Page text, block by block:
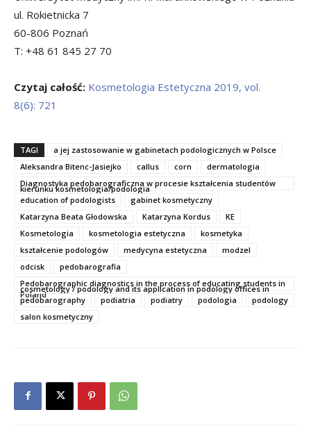
ul. Rokietnicka 7
60-806 Poznań
T: +48 61 845 27 70
Czytaj całość: Kosmetologia Estetyczna 2019, vol.
8(6): 721
TAGI
a jej zastosowanie w gabinetach podologicznych w Polsce
Aleksandra Bitenc-Jasiejko
callus corn
dermatologia
Diagnostyka pedobarograficzna w procesie kształcenia studentów
kierunku kosmetologia/podologia
education of podologists
gabinet kosmetyczny
Katarzyna Beata Głodowska
Katarzyna Kordus
KE
Kosmetologia
kosmetologia estetyczna
kosmetyka
kształcenie podologów
medycyna estetyczna
modzel
odcisk
pedobarografia
Pedobarographic diagnostics in the process of educating students in
cosmetology / podology and its application in podology offices in
Poland
pedobarography podiatria podiatry podologia
podology
salon kosmetyczny